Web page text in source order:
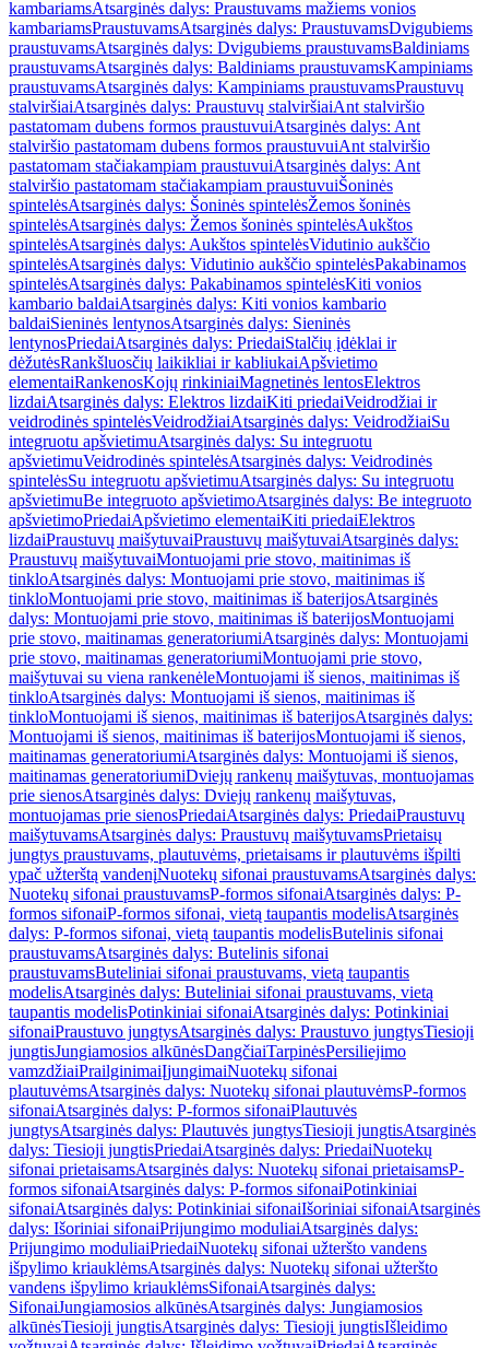
kambariamsAtsarginės dalys: Praustuvams mažiems vonios
kambariamsPraustuvamsAtsarginės dalys: PraustuvamsDvigubiems
praustuvamsAtsarginės dalys: Dvigubiems praustuvamsBaldiniams
praustuvamsAtsarginės dalys: Baldiniams praustuvamsKampiniams
praustuvamsAtsarginės dalys: Kampiniams praustuvamsPraustuvų
stalviršiaiAtsarginės dalys: Praustuvų stalviršiaiAnt stalviršio
pastatomam dubens formos praustuvuiAtsarginės dalys: Ant
stalviršio pastatomam dubens formos praustuvuiAnt stalviršio
pastatomam stačiakampiam praustuvuiAtsarginės dalys: Ant
stalviršio pastatomam stačiakampiam praustuvuiŠoninės
spintelėsAtsarginės dalys: Šoninės spintelėsŽemos šoninės
spintelėsAtsarginės dalys: Žemos šoninės spintelėsAukštos
spintelėsAtsarginės dalys: Aukštos spintelėsVidutinio aukščio
spintelėsAtsarginės dalys: Vidutinio aukščio spintelėsPakabinamos
spintelėsAtsarginės dalys: Pakabinamos spintelėsKiti vonios
kambario baldaiAtsarginės dalys: Kiti vonios kambario
baldaiSieninės lentynosAtsarginės dalys: Sieninės
lentynosPriedaiAtsarginės dalys: PriedaiStalčių įdėklai ir
dėžutėsRankšluosčių laikikliai ir kabliukaiApšvietimo
elementaiRankenosKojų rinkiniaiMagnetinės lentosElektros
lizdaiAtsarginės dalys: Elektros lizdaiKiti priedaiVeidrodžiai ir
veidrodinės spintelėsVeidrodžiaiAtsarginės dalys: VeidrodžiaiSu
integruotu apšvietimuAtsarginės dalys: Su integruotu
apšvietimuVeidrodinės spintelėsAtsarginės dalys: Veidrodinės
spintelėsSu integruotu apšvietimuAtsarginės dalys: Su integruotu
apšvietimuBe integruoto apšvietimoAtsarginės dalys: Be integruoto
apšvietimoPriedaiApšvietimo elementaiKiti priedaiElektros
lizdaiPraustuvų maišytuvaiPraustuvų maišytuvaiAtsarginės dalys:
Praustuvų maišytuvaiMontuojami prie stovo, maitinimas iš
tinkloAtsarginės dalys: Montuojami prie stovo, maitinimas iš
tinkloMontuojami prie stovo, maitinimas iš baterijosAtsarginės
dalys: Montuojami prie stovo, maitinimas iš baterijosMontuojami
prie stovo, maitinamas generatoriumiAtsarginės dalys: Montuojami
prie stovo, maitinamas generatoriumiMontuojami prie stovo,
maišytuvai su viena rankenėleMontuojami iš sienos, maitinimas iš
tinkloAtsarginės dalys: Montuojami iš sienos, maitinimas iš
tinkloMontuojami iš sienos, maitinimas iš baterijosAtsarginės dalys:
Montuojami iš sienos, maitinimas iš baterijosMontuojami iš sienos,
maitinamas generatoriumiAtsarginės dalys: Montuojami iš sienos,
maitinamas generatoriumiDviejų rankenų maišytuvas, montuojamas
prie sienosAtsarginės dalys: Dviejų rankenų maišytuvas,
montuojamas prie sienosPriedaiAtsarginės dalys: PriedaiPraustuvų
maišytuvamsAtsarginės dalys: Praustuvų maišytuvamsPrietaisų
jungtys praustuvams, plautuvėms, prietaisams ir plautuvėms išpilti
ypač užterštą vandenįNuotekų sifonai praustuvamsAtsarginės dalys:
Nuotekų sifonai praustuvamsP-formos sifonaiAtsarginės dalys: P-
formos sifonaiP-formos sifonai, vietą taupantis modelisAtsarginės
dalys: P-formos sifonai, vietą taupantis modelisButelinis sifonai
praustuvamsAtsarginės dalys: Butelinis sifonai
praustuvamsButeliniai sifonai praustuvams, vietą taupantis
modelisAtsarginės dalys: Buteliniai sifonai praustuvams, vietą
taupantis modelisPotinkiniai sifonaiAtsarginės dalys: Potinkiniai
sifonaiPraustuvo jungtysAtsarginės dalys: Praustuvo jungtysTiesioji
jungtisJungiamosios alkūnėsDangčiaiTarpinėsPersiliejimo
vamzdžiaiPrailginimaiĮjungimaiNuotekų sifonai
plautuvėmsAtsarginės dalys: Nuotekų sifonai plautuvėmsP-formos
sifonaiAtsarginės dalys: P-formos sifonaiPlautuvės
jungtysAtsarginės dalys: Plautuvės jungtysTiesioji jungtisAtsarginės
dalys: Tiesioji jungtisPriedaiAtsarginės dalys: PriedaiNuotekų
sifonai prietaisamsAtsarginės dalys: Nuotekų sifonai prietaisamsP-
formos sifonaiAtsarginės dalys: P-formos sifonaiPotinkiniai
sifonaiAtsarginės dalys: Potinkiniai sifonaiIšoriniai sifonaiAtsarginės
dalys: Išoriniai sifonaiPrijungimo moduliaiAtsarginės dalys:
Prijungimo moduliaiPriedaiNuotekų sifonai užteršto vandens
išpylimo kriauklėmsAtsarginės dalys: Nuotekų sifonai užteršto
vandens išpylimo kriauklėmsSifonaiAtsarginės dalys:
SifonaiJungiamosios alkūnėsAtsarginės dalys: Jungiamosios
alkūnėsTiesioji jungtisAtsarginės dalys: Tiesioji jungtisIšleidimo